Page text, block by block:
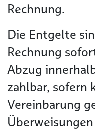
Rechnung.
Die Entgelte
Rechnung
Abzug
zahlbar, sofern
Vereinbarung